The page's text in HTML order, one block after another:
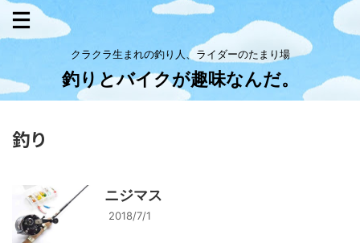
クラクラ生まれの釣り人、ライダーのたまり場
釣りとバイクが趣味なんだ。
釣り
ニジマス
2018/7/1